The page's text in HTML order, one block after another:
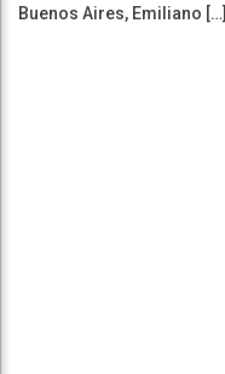
Buenos Aires, Emiliano […]